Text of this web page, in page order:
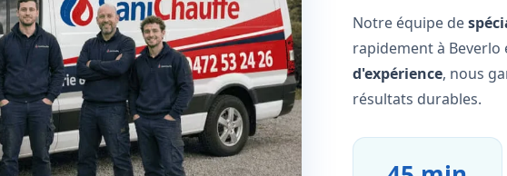
Notre équipe de
rapidement à Beverlo
d'expérience, nous
résultats durables.